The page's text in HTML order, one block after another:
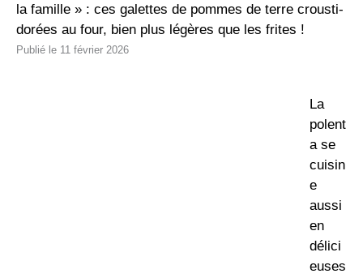
la famille » : ces galettes de pommes de terre crousti-
dorées au four, bien plus légères que les frites !
11 février 2026
La
polent
a se
cuisin
e
aussi
en
délici
euses